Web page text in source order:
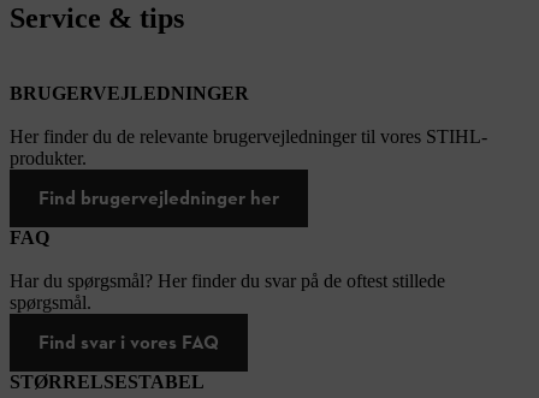
Service & tips
BRUGERVEJLEDNINGER
Her finder du de relevante brugervejledninger til vores STIHL-
produkter.
Find brugervejledninger her
FAQ
Har du spørgsmål? Her finder du svar på de oftest stillede
spørgsmål.
Find svar i vores FAQ
STØRRELSESTABEL